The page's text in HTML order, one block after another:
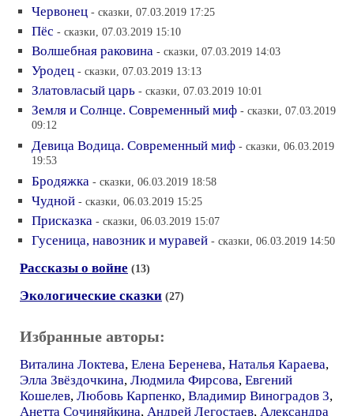
Червонец - сказки, 07.03.2019 17:25
Пёс - сказки, 07.03.2019 15:10
Волшебная раковина - сказки, 07.03.2019 14:03
Уродец - сказки, 07.03.2019 13:13
Златовласый царь - сказки, 07.03.2019 10:01
Земля и Солнце. Современный миф - сказки, 07.03.2019
09:12
Девица Водица. Современный миф - сказки, 06.03.2019
19:53
Бродяжка - сказки, 06.03.2019 18:58
Чудной - сказки, 06.03.2019 15:25
Присказка - сказки, 06.03.2019 15:07
Гусеница, навозник и муравей - сказки, 06.03.2019 14:50
Рассказы о войне (13)
Экологические сказки (27)
Избранные авторы:
Виталина Локтева, Елена Беренева, Наталья Караева,
Элла Звёздочкина, Людмила Фирсова, Евгений
Кошелев, Любовь Карпенко, Владимир Виноградов 3,
Анетта Сочиняйкина, Андрей Легостаев, Александра